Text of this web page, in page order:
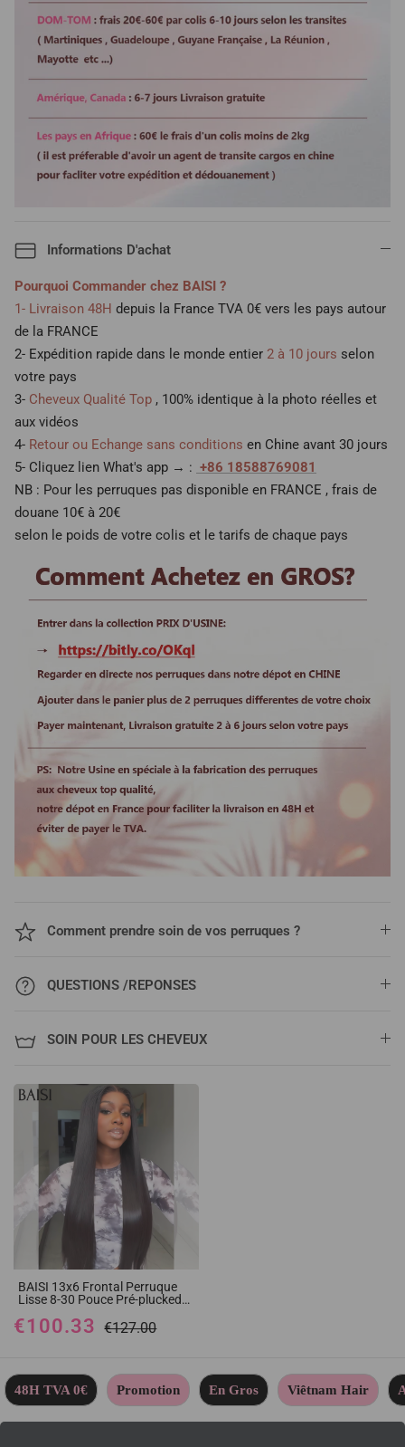
Informations D'achat
Pourquoi Commander chez BAISI ?
1- Livraison 48H depuis la France TVA 0€ vers les pays autour
de la FRANCE
2- Expédition rapide dans le monde entier 2 à 10 jours selon
votre pays
3- Cheveux Qualité Top , 100% identique à la photo réelles et
aux vidéos
4- Retour ou Echange sans conditions en Chine avant 30 jours
5- Cliquez lien What's app → : +86 18588769081
NB : Pour les perruques pas disponible en FRANCE , frais de
douane 10€ à 20€
selon le poids de votre colis et le tarifs de chaque pays
Comment prendre soin de vos perruques ?
QUESTIONS /REPONSES
SOIN POUR LES CHEVEUX
BAISI 13x6 Frontal Perruque
Lisse 8-30 Pouce Pré-plucked
Raw Hair Lace déjà couper B
€100.33 €127.00
48H TVA 0€ Promotion En Gros Viêtnam Hair